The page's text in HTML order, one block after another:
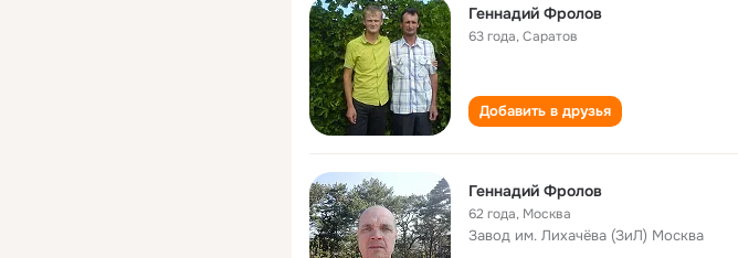
Геннадий Фролов
63 года,Саратов
Добавить в друзья
Геннадий Фролов
62 года, Москва
Завод им. Лихачёва (ЗиЛ) Москва